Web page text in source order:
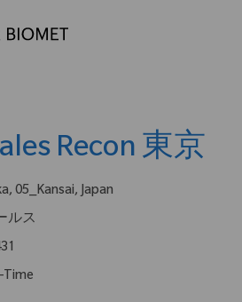
Recon 東京
05_Kansai, Japan
ルス
Time